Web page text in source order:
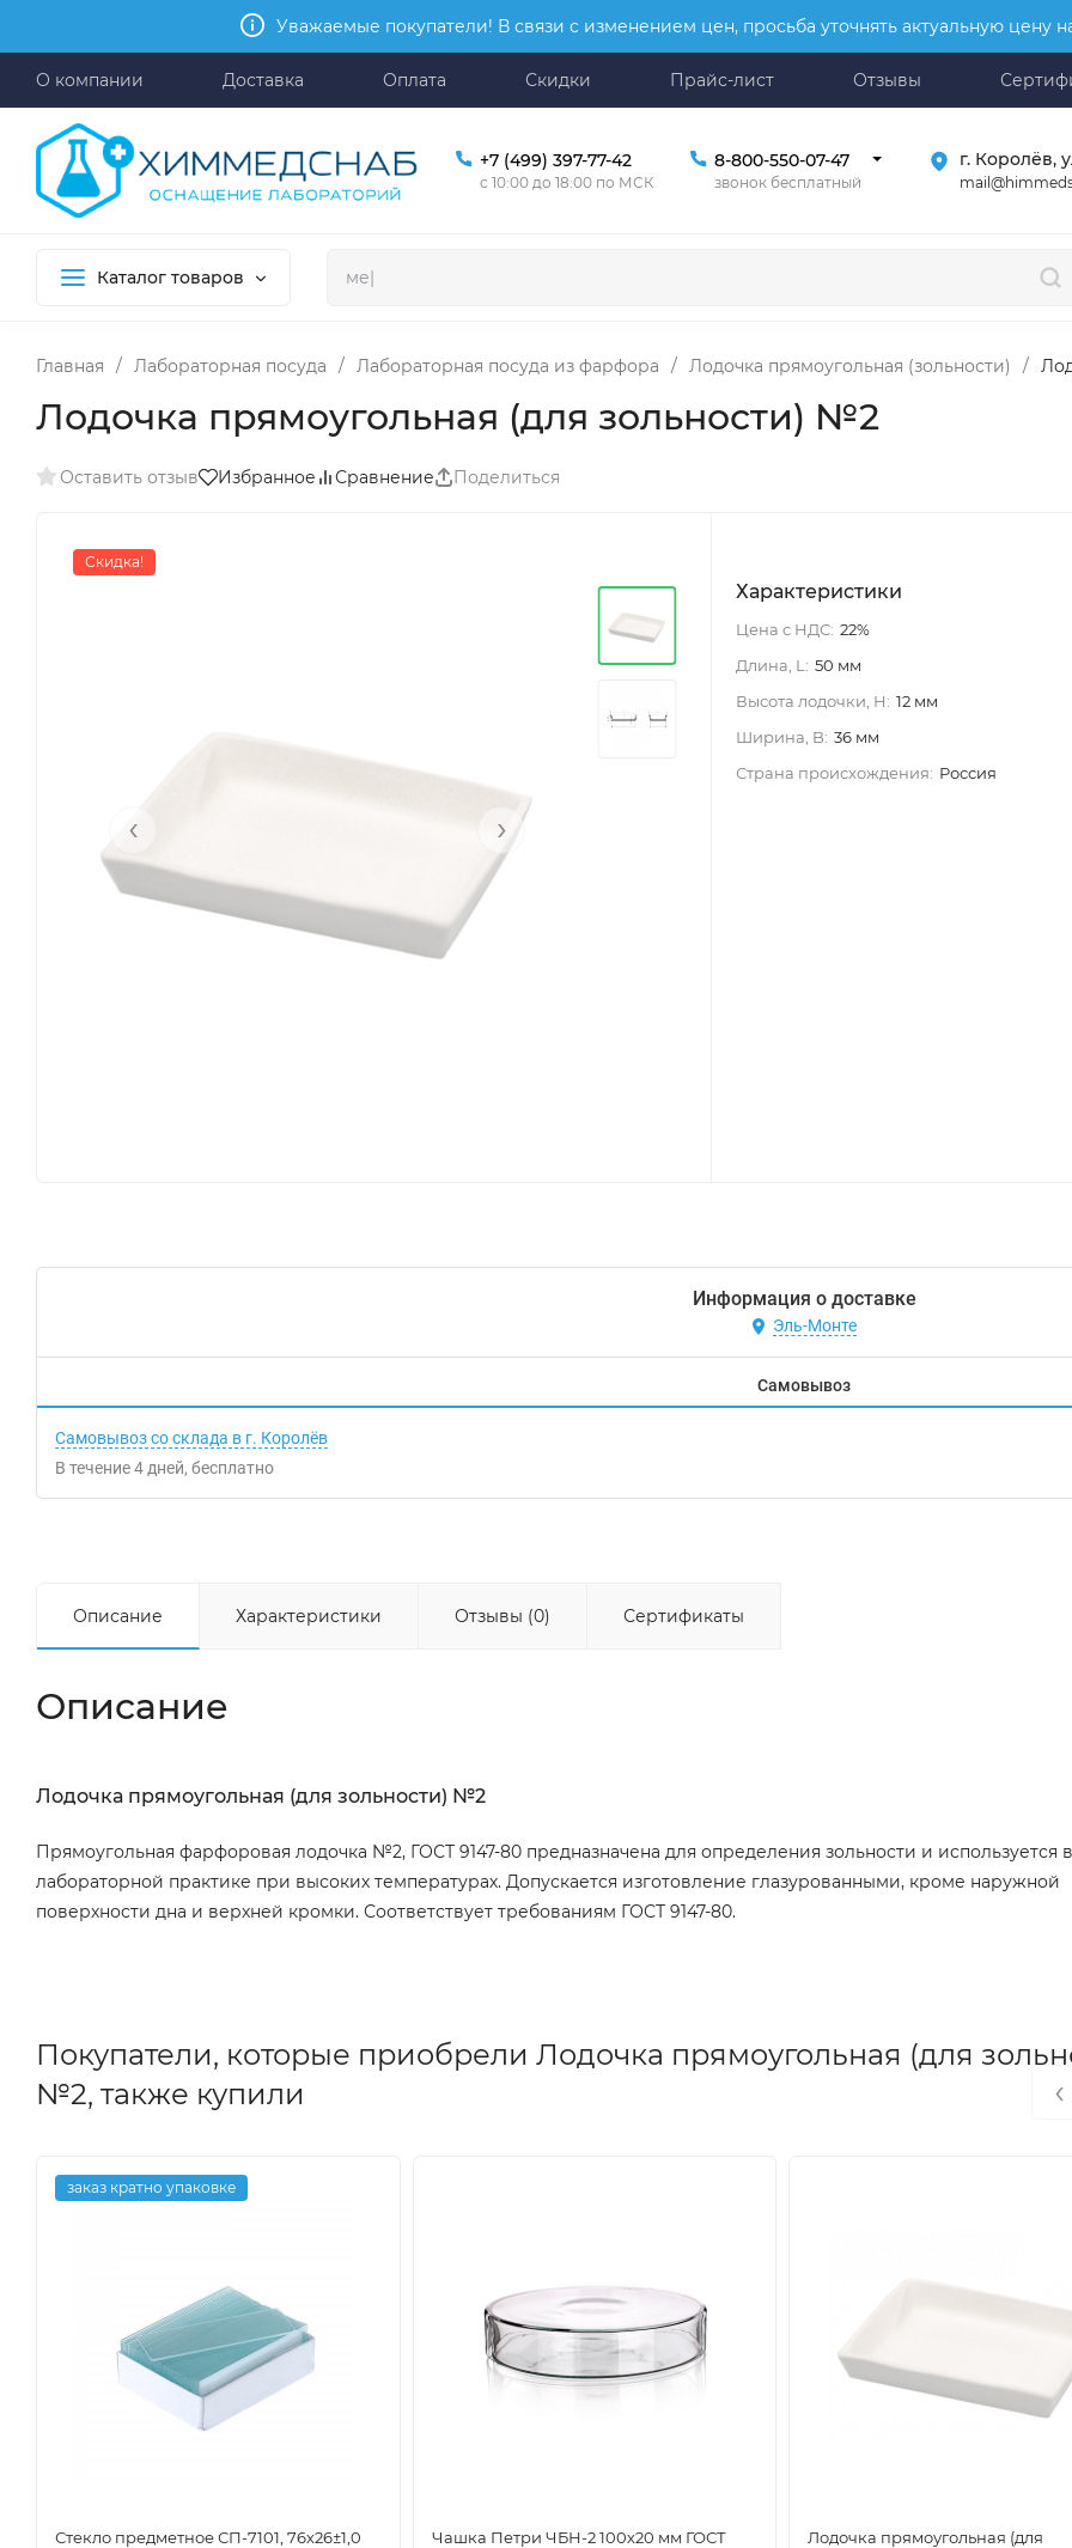
Уважаемые покупатели! В связи с изменением цен, просьба уточнять актуальную цену
О компании Доставка Оплата Скидки Прайс-лист Отзывы
+7 (499) 397-77-42
с 10:00 до 18:00 по МСК
8-800-550-07-47
звонок бесплатный
г. Королёв,
Каталог товаров
Главная / Лабораторная посуда / Лабораторная посуда из фарфора / Лодочка прямоугольная (зольности) /
Лодочка прямоугольная (для зольности) №2
Оставить отзыв Избранное Сравнение Поделиться
Скидка!
‹ ›
Характеристики
Цена с НДС: 22%
Длина, L: 50 мм
Высота лодочки, H: 12 мм
Ширина, B: 36 мм
Страна происхождения: Россия
Информация о доставке
Эль-Монте
Самовывоз
Самовывоз со склада в г. Королёв
В течение4 дней Бесплатно
Описание Характеристики Отзывы (0) Сертификаты
Описание
Лодочка прямоугольная (для зольности) №2
Прямоугольная фарфоровая лодочка №2, ГОСТ 9147-80 предназначена для определения зольности и используется в
лабораторной практике при высоких температурах. Допускается изготовление глазурованными, кроме наружной
поверхности дна и верхней кромки. Соответствует требованиям ГОСТ 9147-80.
Покупатели, которые приобрели Лодочка прямоугольная (для
№2, также купили
заказ кратно упаковке
Стекло предметное СП-7101, 76х26±1,0
Чашка Петри ЧБН-2 100х20 мм ГОСТ
Лодочка прямоугольная (для
‹